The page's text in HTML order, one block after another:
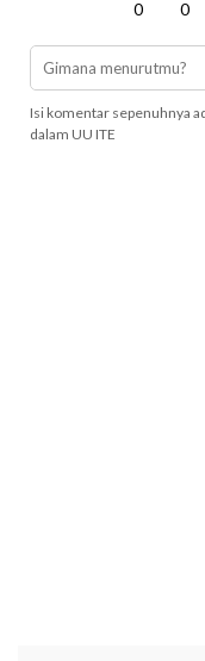
0 0
Isi komentar sepenuhnya
dalam UU ITE